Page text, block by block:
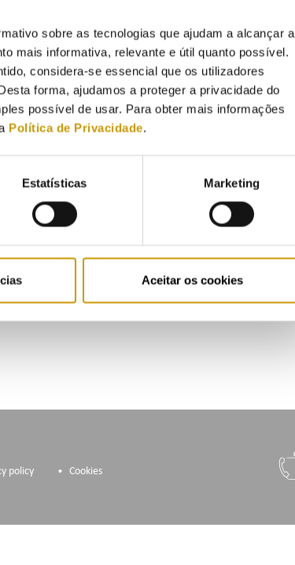
sobre as tecnologias que ajudam a alcançar a
mais informativa, relevante e útil quanto possível.
considera-se essencial que os utilizadores
forma, ajudamos a proteger a privacidade do
possível de usar. Para obter mais informações
Política de Privacidade.
Estatísticas Marketing
Aceitar os cookies
HIGHLIGHTS Newsletter | September 2025
Subscribe to our mailing list
policy Cookies